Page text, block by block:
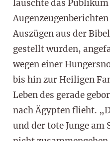
lauschte das
Auszügen aus der
gestellt wurden,
wegen einer
bis hin zur Heiligen
Leben des gerade
nach Ägypten flieht.
und der tote Junge am